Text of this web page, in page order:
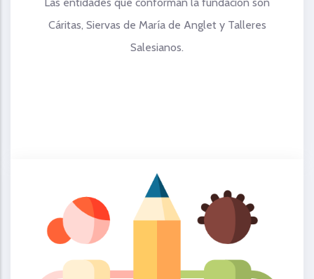
Cáritas, Siervas de María de Anglet y Talleres
Salesianos.